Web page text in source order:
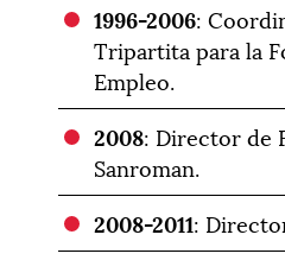
1996-2006:
Tripartita para la
Empleo.
2008: Director de
Sanroman.
2008-2011: